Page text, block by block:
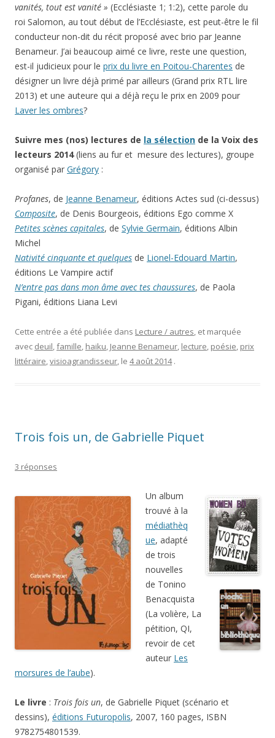
est-il judicieux pour le prix du livre en Poitou-Charentesde
désigner un livre déjà primé par ailleurs (Grand prix RTL lire
2013) et une auteure qui a déjà reçu le prix en 2009 pour
Laver les ombres?
Suivre mes (nos) lectures dela sélectionde la Voix des
lecteurs 2014(liens au fur et mesure des lectures), groupe
organisé parGrégory
Profanes, de Jeanne Benameur, éditions Actes sud (ci-dessus)
Composite, de Denis Bourgeois, éditions Ego comme X
Petites scènes capitales
Nativité cinquante et quelquesdeLionel-Edouard Martin,
éditions Le Vampire actif
N’entre pas dans mon âme avec tes chaussures, de Paola
Pigani, éditions Liana Levi
Cette entrée a été publiée dans
avecdeuil,famille ,haiku,Jeanne Benameur,lecture, poésie
littéraire,visioagrandisseur
Un album
de trois
nouvelles
de Tonino
Benacquista
(La volière, La
pétition, QI,
revoir de cet
auteurLes
morsures de l’aube).
Trois fois un, de Gabrielle Piquet (scénario et
, 2007, 160 pages, ISBN
9782754801539.
Les histoires:La volière: à Paris. Jean, qui avait rompu
depuis un certain temps les contacts avec son oncle, arrive
juste à temps de Budapest pour assister à son décès et